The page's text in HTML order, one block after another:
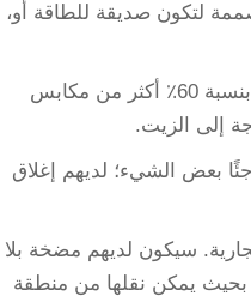
لتكون صديقة للطاقة أو،
الابتكار: لقد أطلقتها سلسلة Ultra Calm الخاصة بها والتي يمكن أن تكون هادئة بنسبة 60٪ أكثر من مكابس
بعض الشيء؛ لديهم إغلاق
سيكون لديهم مضخة بلا
يمكن نقلها من منطقة